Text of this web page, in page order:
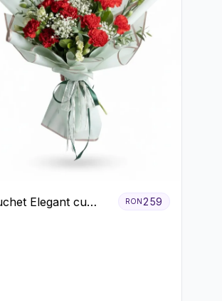
Elegant cu
RON 259